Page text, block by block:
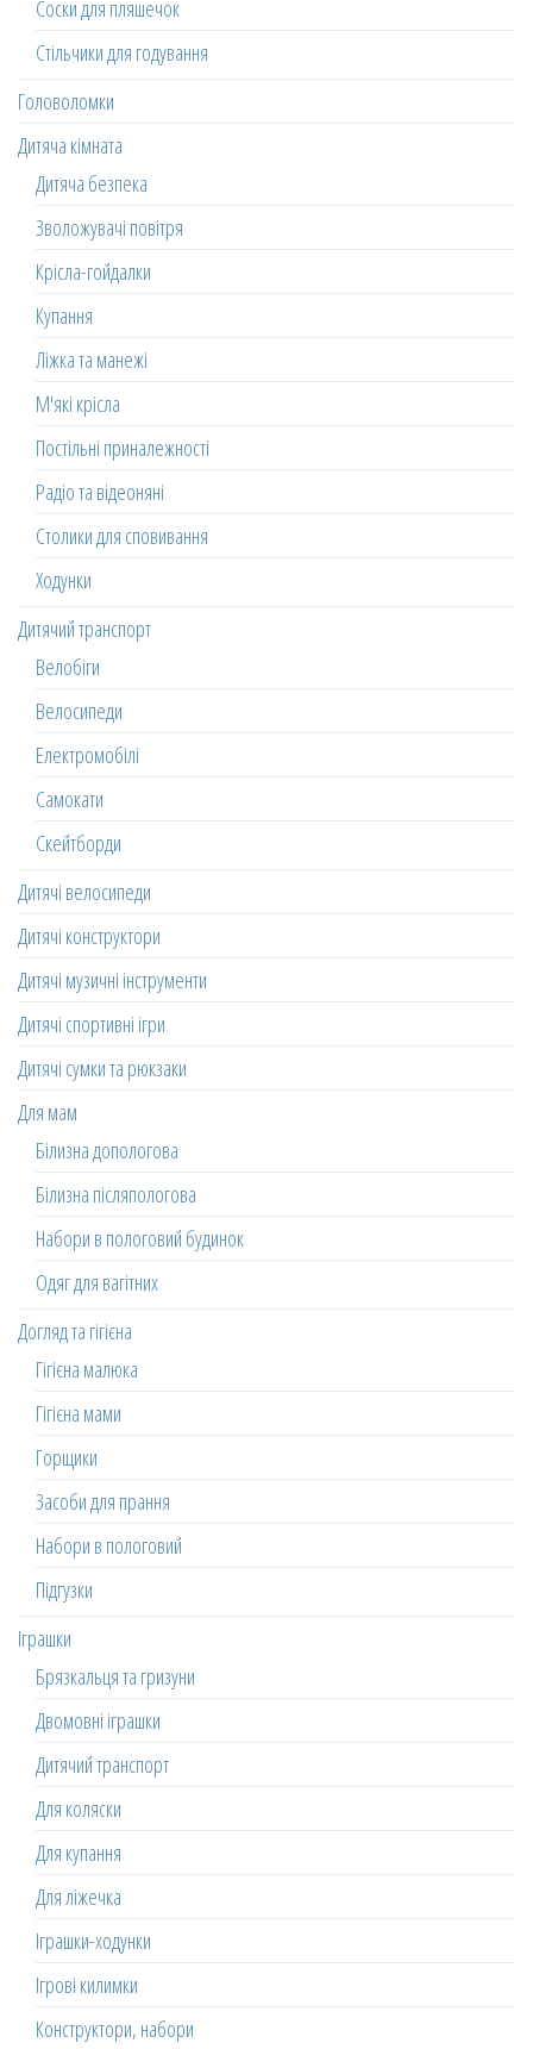
Соски для пляшечок
Стільчики для годування
Головоломки
Дитяча кімната
Дитяча безпека
Зволожувачі повітря
Крісла-гойдалки
Купання
Ліжка та манежі
М'які крісла
Постільні приналежності
Радіо та відеоняні
Столики для сповивання
Ходунки
Дитячий транспорт
Велобіги
Велосипеди
Електромобілі
Самокати
Скейтборди
Дитячі велосипеди
Дитячі конструктори
Дитячі музичні інструменти
Дитячі спортивні ігри
Дитячі сумки та рюкзаки
Для мам
Білизна допологова
Білизна післяпологова
Набори в пологовий будинок
Одяг для вагітних
Догляд та гігієна
Гігієна малюка
Гігієна мами
Горщики
Засоби для прання
Набори в пологовий
Підгузки
Іграшки
Брязкальця та гризуни
Двомовні іграшки
Дитячий транспорт
Для коляски
Для купання
Для ліжечка
Іграшки-ходунки
Ігрові килимки
Конструктори, набори